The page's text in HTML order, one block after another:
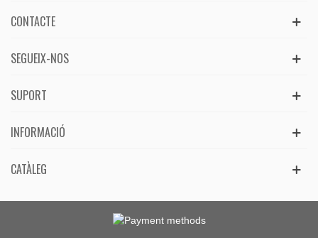
CONTACTE
SEGUEIX-NOS
SUPORT
INFORMACIÓ
CATÀLEG